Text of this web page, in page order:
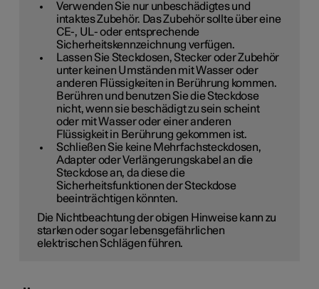
Verwenden Sie nur unbeschädigtes und
intaktes Zubehör. Das Zubehör sollte über eine
CE-, UL- oder entsprechende
Sicherheitskennzeichnung verfügen.
Lassen Sie Steckdosen, Stecker oder Zubehör
unter keinen Umständen mit Wasser oder
anderen Flüssigkeiten in Berührung kommen.
Berühren und benutzen Sie die Steckdose
nicht, wenn sie beschädigt zu sein scheint
oder mit Wasser oder einer anderen
Flüssigkeit in Berührung gekommen ist.
Schließen Sie keine Mehrfachsteckdosen,
Adapter oder Verlängerungskabel an die
Steckdose an, da diese die
Sicherheitsfunktionen der Steckdose
beeinträchtigen könnten.
Die Nichtbeachtung der obigen Hinweise kann zu
starken oder sogar lebensgefährlichen
elektrischen Schlägen führen.